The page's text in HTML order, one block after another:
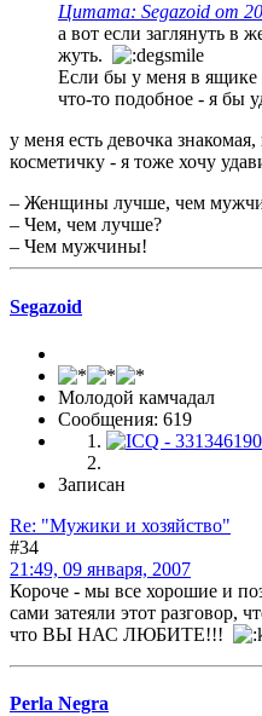
Цитата: Segazoid от
а вот если заглянуть в
жуть.
Если бы у меня в
что-то подобное - я бы
у меня есть девочка
косметичку - я тоже хочу
– Женщины лучше, чем
– Чем, чем лучше?
– Чем мужчины!
Segazoid
Молодой камчадал
Сообщения: 619
Записан
Re: "Мужики и хозяйство"
#34
21:49, 09 января, 2007
Короче - мы все хорошие и
сами затеяли этот разговор,
что ВЫ НАС ЛЮБИТЕ!!!
Perla Negra